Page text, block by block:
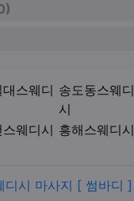
대스웨디 송도동스웨디
시
스웨디시 흥해스웨디시
디시 마사지 [ 썸바디 ]